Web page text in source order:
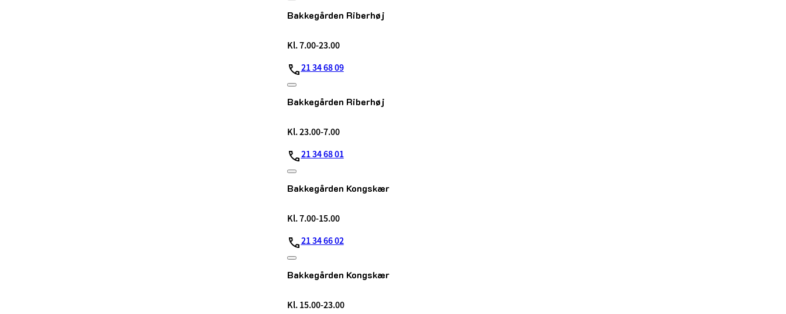
Bakkegården Riberhøj
Kl. 7.00-23.00
21 34 68 09
Bakkegården Riberhøj
Kl. 23.00-7.00
21 34 68 01
Bakkegården Kongskær
Kl. 7.00-15.00
21 34 66 02
Bakkegården Kongskær
Kl. 15.00-23.00